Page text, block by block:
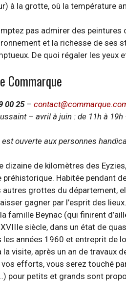
à la grotte, où la température
pas admirer des
et la richesse de
De quoi régaler les yeux
Commarque
00 25–
– avril à juin : de 11h à
ouverte aux personnes
dizaine de kilomètres des
Habitée pendant
autres grottes du département,
gagner par l’esprit des
famille Beynac (qui finirent
siècle, dans un état de
années 1960 et entreprit de
visite, après un an de travaux
efforts, vous serez touché
pour petits et grands sont